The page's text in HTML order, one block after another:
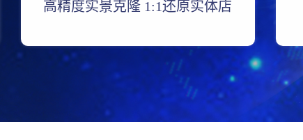
高精度实景克隆 1:1还原实体店